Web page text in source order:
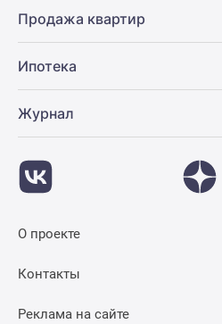
Продажа квартир
Ипотека
Журнал
О проекте
Контакты
Реклама на сайте